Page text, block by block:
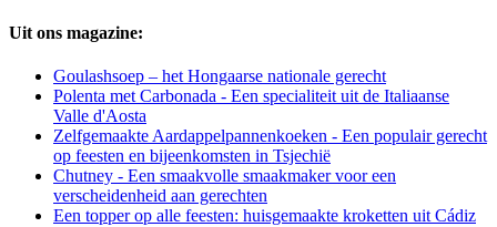
Uit ons magazine:
Goulashsoep – het Hongaarse nationale gerecht
Polenta met Carbonada - Een specialiteit uit de Italiaanse
Valle d'Aosta
Zelfgemaakte Aardappelpannenkoeken - Een populair gerecht
op feesten en bijeenkomsten in Tsjechië
Chutney - Een smaakvolle smaakmaker voor een
verscheidenheid aan gerechten
Een topper op alle feesten: huisgemaakte kroketten uit Cádiz